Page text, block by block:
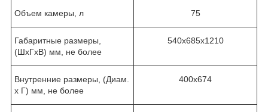
Объем камеры, л 75
Габаритные размеры,
(ШхГхВ) мм, не более
540х685х1210
Внутренние размеры, (Диам.
х Г) мм, не более
400х674